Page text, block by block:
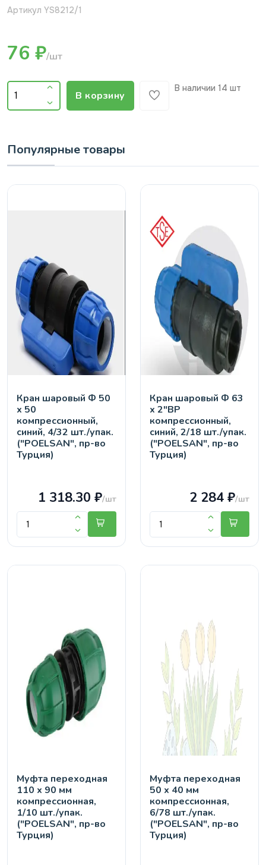
Артикул YS8212/1
76 ₽/шт
В корзину
В наличии 14 шт
Популярные товары
Кран шaровый Ф 50
х 50
компрессионный,
синий, 4/32 шт./упак.
("POELSAN", пр-во
Турция)
1 318.30 ₽/шт
Кран шaровый Ф 63
х 2"ВР
компрессионный,
синий, 2/18 шт./упак.
("POELSAN", пр-во
Турция)
2 284 ₽/шт
Муфта переходная
110 х 90 мм
компрессионная,
1/10 шт./упак.
("POELSAN", пр-во
Турция)
Муфта переходная
50 х 40 мм
компрессионная,
6/78 шт./упак.
("POELSAN", пр-во
Турция)